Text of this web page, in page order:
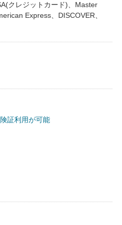
クレジットカード)、Master
Express、DISCOVER、
証利用が可能